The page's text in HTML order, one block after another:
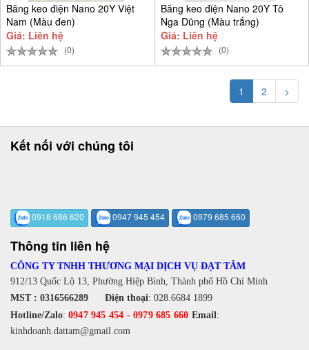
Băng keo điện Nano 20Y Việt
Nam (Màu đen)
Giá: Liên hệ
(0)
Băng keo điện Nano 20Y Tô
Nga Dũng (Màu trắng)
Giá: Liên hệ
(0)
1 2 >
Kết nối với chúng tôi
0918 686 620 0947 945 454 0979 685 660
Thông tin liên hệ
CÔNG TY TNHH THƯƠNG MẠI DỊCH VỤ ĐẠT TÂM
912/13 Quốc Lộ 13, Phường Hiệp Bình, Thành phố Hồ Chí Minh
MST : 0316566289 Điện thoại: 028.6684 1899
Hotline/Zalo: 0947 945 454 -0979 685 660 Email:
kinhdoanh.dattam@gmail.com